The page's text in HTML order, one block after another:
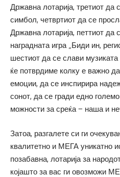
Државна лотарија, третиот да
симбол, четвртиот да се
Државна лотарија, петтиот да
наградната игра „Биди ин,
шестиот да се слави
ќе потврдиме колку е важно
емоции, да се инспирира
сонот, да се гради едно
можности за среќа − наша и
Затоа, разгалете си ги
квалитетно и МЕГА уникатно
позабавна, лотарија за
којашто за вас ги овозможи